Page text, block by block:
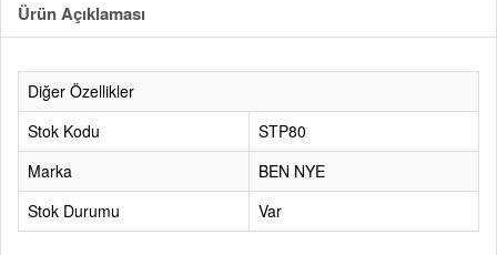
Ürün Açıklaması
Diğer Özellikler
Stok Kodu
STP80
Marka
BEN NYE
Stok Durumu
Var